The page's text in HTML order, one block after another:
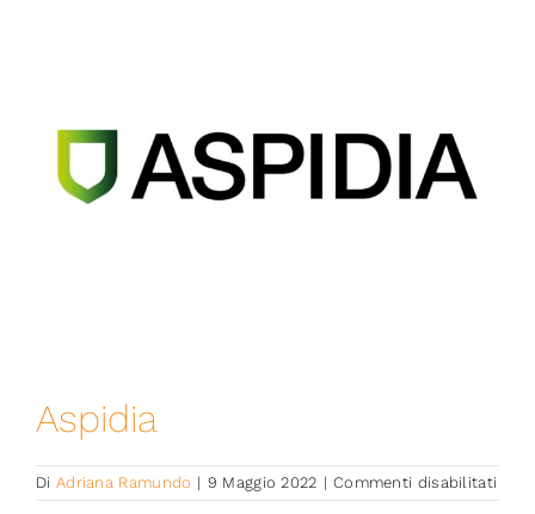
Contatti
Aspidia
Di Adriana Ramundo | 9 Maggio 2022 | Commenti disabilitati